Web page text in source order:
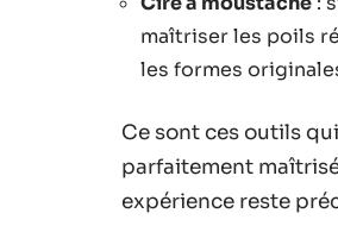
maîtriser les poils
les formes
Ce sont ces outils
parfaitement
expérience reste